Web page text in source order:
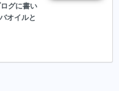
グに書い
オイルと